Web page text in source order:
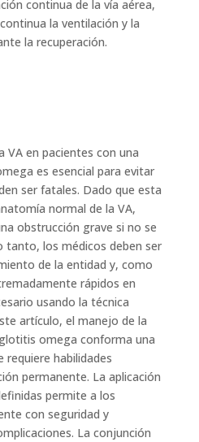
continua de la vía aérea,
la ventilación y la
la recuperación.
VA en pacientes con una
es esencial para evitar
ser fatales. Dado que esta
normal de la VA,
obstrucción grave si no se
tanto, los médicos deben ser
de la entidad y, como
rápidos en
usando la técnica
artículo, el manejo de la
omega conforma una
requiere habilidades
permanente. La aplicación
permite a los
con seguridad y
La conjunción